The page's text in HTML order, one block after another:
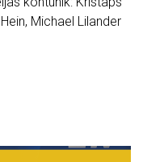
Michael Lilander